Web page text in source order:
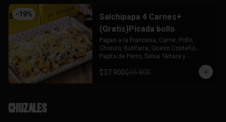
-19%
Salchipapa 4 Carnes+
(Gratis)Picada bollo
Papas a la Francesa, Carne, Pollo,
Chorizo, Butifarra, Queso Costeño,
Papita de Perro, Salsa Tártara y
Chúzales. Acompañado de una Picada
de Bollo (Gratis)
$37.900$46.800
Chuzales